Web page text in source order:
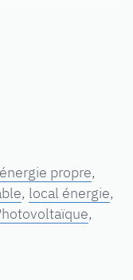
énergie propre,
, local énergie,
,